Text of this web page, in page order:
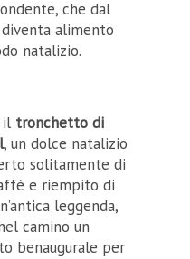
che dal
alimento
natalizio.
il tronchetto di
, un dolce natalizio
solitamente di
e riempito di
leggenda,
camino un
benaugurale per